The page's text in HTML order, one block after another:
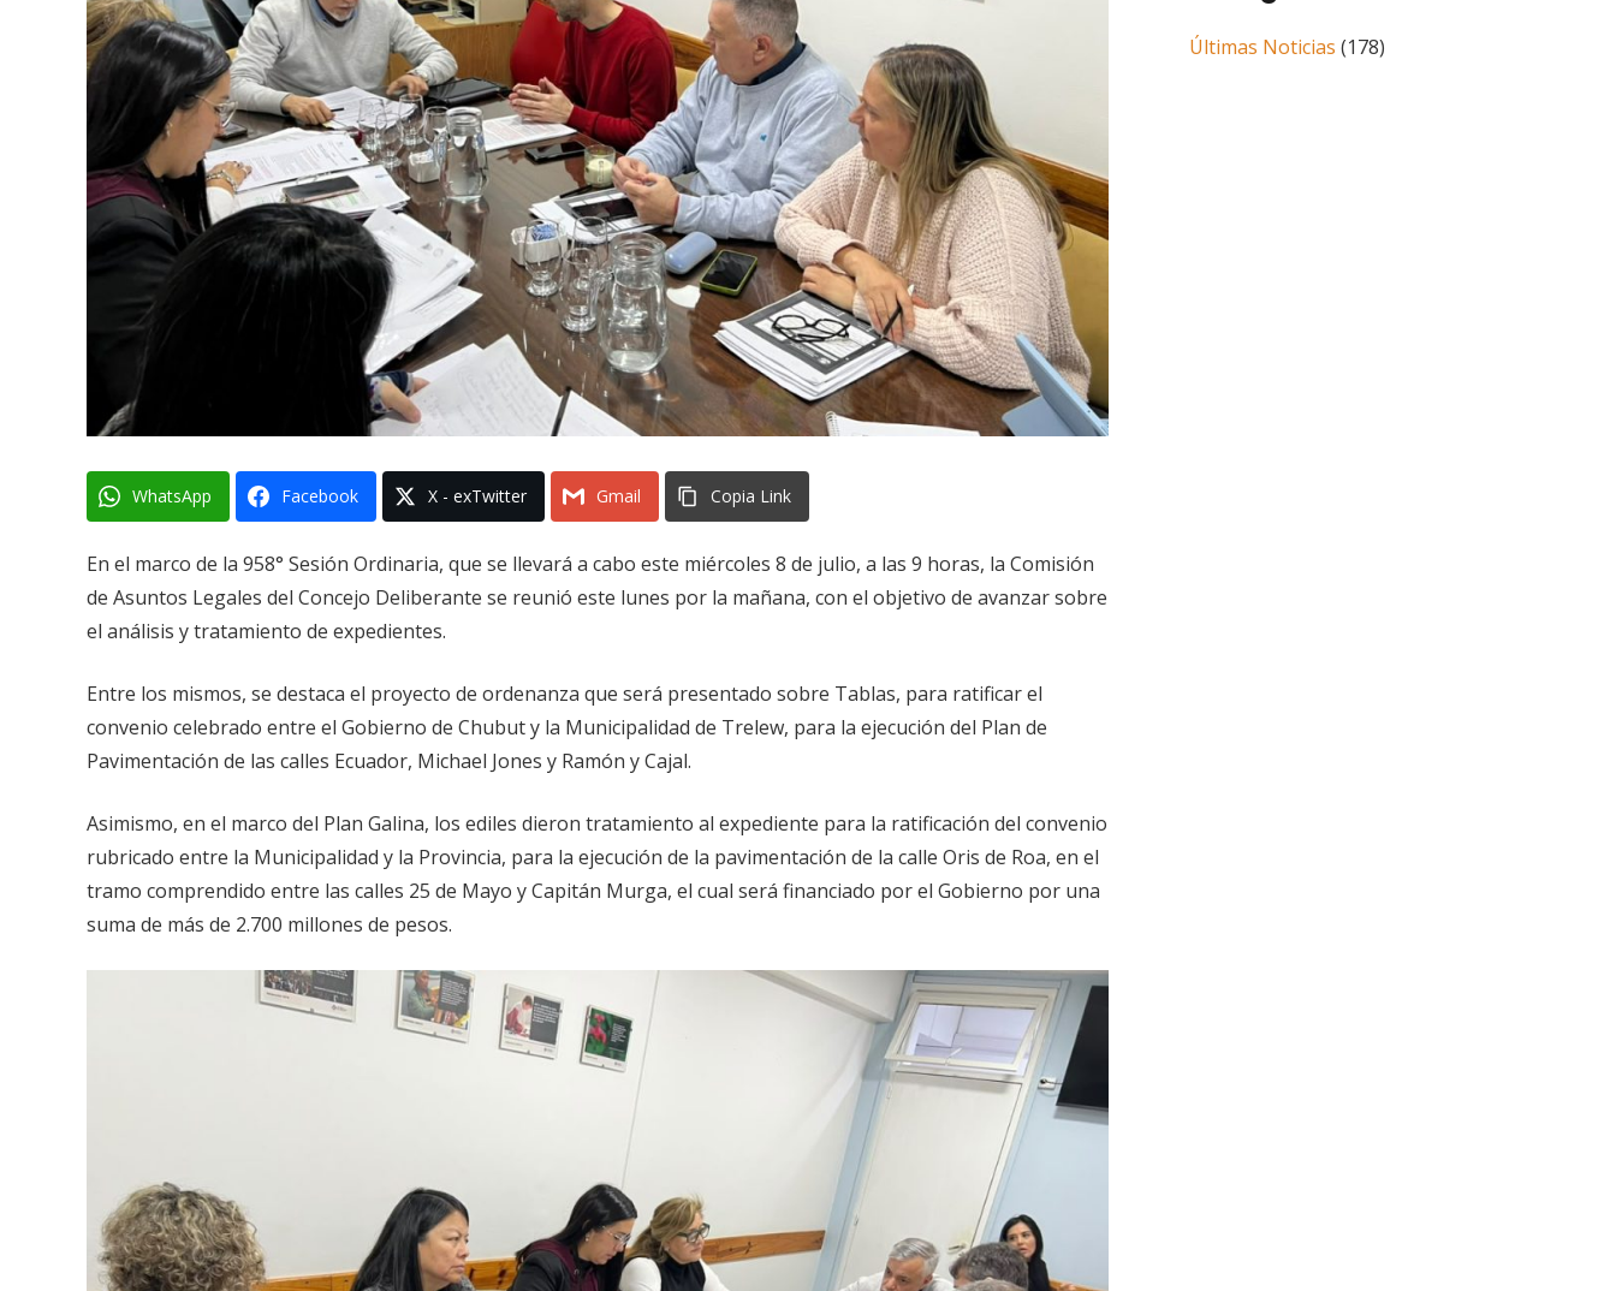
WhatsApp Facebook X - exTwitter Gmail Copia Link
En el marco de la 958° Sesión Ordinaria, que se llevará a cabo este miércoles 8 de julio, a las 9 horas, la Comisión
de Asuntos Legales del Concejo Deliberante se reunió este lunes por la mañana, con el objetivo de avanzar sobre
el análisis y tratamiento de expedientes.
Entre los mismos, se destaca el proyecto de ordenanza que será presentado sobre Tablas, para ratificar el
convenio celebrado entre el Gobierno de Chubut y la Municipalidad de Trelew, para la ejecución del Plan de
Pavimentación de las calles Ecuador, Michael Jones y Ramón y Cajal.
Asimismo, en el marco del Plan Galina, los ediles dieron tratamiento al expediente para la ratificación del convenio
rubricado entre la Municipalidad y la Provincia, para la ejecución de la pavimentación de la calle Oris de Roa, en el
tramo comprendido entre las calles 25 de Mayo y Capitán Murga, el cual será financiado por el Gobierno por una
suma de más de 2.700 millones de pesos.
Últimas Noticias (178)